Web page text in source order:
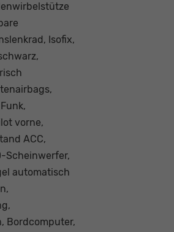
Isofix,
vorne,
ACC,
Scheinwerfer,
automatisch
Bordcomputer,